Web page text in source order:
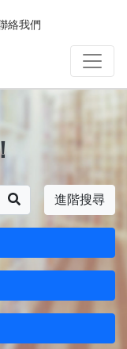
絡我們
進階搜尋